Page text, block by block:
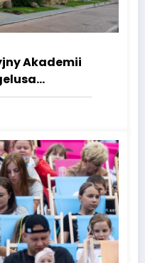
Akademii
ale Ty
w II